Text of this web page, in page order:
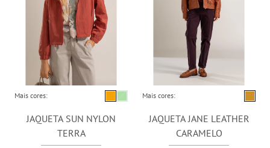
Mais cores:
JAQUETA SUN NYLON
TERRA
Mais cores:
JAQUETA JANE LEATHER
CARAMELO